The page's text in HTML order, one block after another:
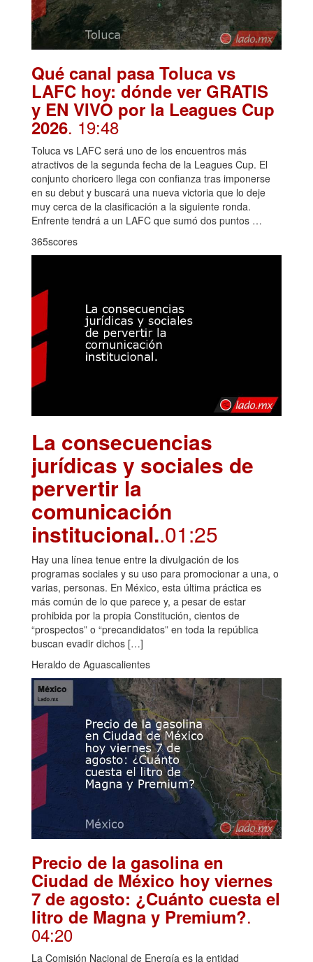
Qué canal pasa Toluca vs
LAFC hoy: dónde ver GRATIS
y EN VIVO por la Leagues Cup
2026. 19:48
Toluca vs LAFC será uno de los encuentros más
atractivos de la segunda fecha de la Leagues Cup. El
conjunto choricero llega con confianza tras imponerse
en su debut y buscará una nueva victoria que lo deje
muy cerca de la clasificación a la siguiente ronda.
Enfrente tendrá a un LAFC que sumó dos puntos …
365scores
La consecuencias
jurídicas y sociales de
pervertir la
comunicación
institucional..01:25
Hay una línea tenue entre la divulgación de los
programas sociales y su uso para promocionar a una, o
varias, personas. En México, esta última práctica es
más común de lo que parece y, a pesar de estar
prohibida por la propia Constitución, cientos de
“prospectos” o “precandidatos” en toda la república
buscan evadir dichos […]
Heraldo de Aguascalientes
Precio de la gasolina en
Ciudad de México hoy viernes
7 de agosto: ¿Cuánto cuesta el
litro de Magna y Premium?.
04:20
La Comisión Nacional de Energía es la entidad